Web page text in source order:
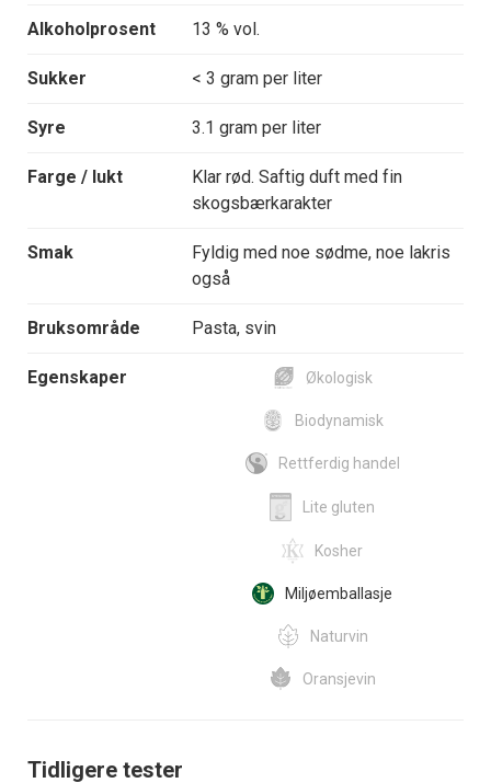
Alkoholprosent 13 % vol.
Sukker < 3 gram per liter
Syre 3.1 gram per liter
Farge / lukt
Klar rød. Saftig duft med fin
skogsbærkarakter
Smak
Fyldig med noe sødme, noe lakris
også
Bruksområde Pasta, svin
Egenskaper Økologisk
Biodynamisk
Rettferdig handel
Lite gluten
Kosher
Miljøemballasje
Naturvin
Oransjevin
Tidligere tester